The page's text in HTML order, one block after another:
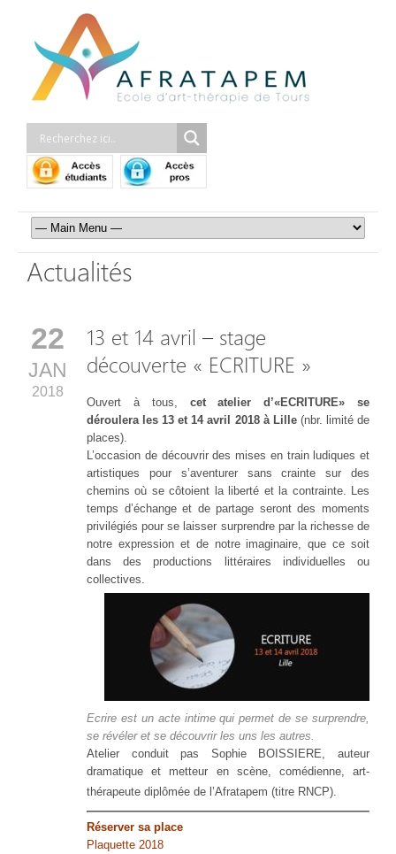
Actualités
22
JAN
2018
13 et 14 avril – stage
découverte « ECRITURE »
Ouvert à tous, cet atelier d’«ECRITURE» se
déroulera les 13 et 14 avril 2018 à Lille(nbr. limité de
places).
L’occasion de découvrir des mises en train ludiques et
artistiques pour s’aventurer sans crainte sur des
chemins où se côtoient la liberté et la contrainte. Les
temps d’échange et de partage seront des moments
privilégiés pour se laisser surprendre par la richesse de
notre expression et de notre imaginaire, que ce soit
dans des productions littéraires individuelles ou
collectives.
Ecrire est un acte intime qui permet de se surprendre,
se révéler et se découvrir les uns les autres.
Atelier conduit pas Sophie BOISSIERE, auteur
dramatique et metteur en scène, comédienne, art-
thérapeute diplômée de l’Afratapem (titre RNCP).
Réserver sa place
Plaquette 2018